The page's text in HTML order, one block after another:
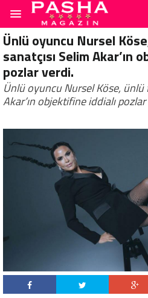
Ünlü oyuncu Nursel
sanatçısı Selim Akar’ın
pozlar verdi.
Ünlü oyuncu Nursel Köse, ünlü
Akar’ın objektifine iddialı